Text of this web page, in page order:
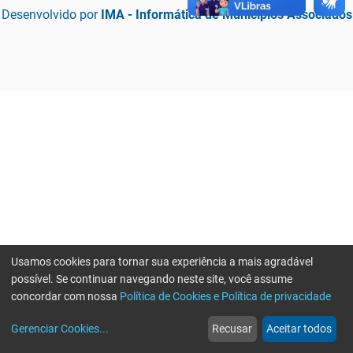
Desenvolvido por IMA - Informática de Municípios Associados
web
Notícias
more_horiz
Mais
Usamos cookies para tornar sua experiência a mais agradável
possível. Se continuar navegando neste site, você assume
concordar com nossa Política de Cookies e Política de privacidade
Gerenciar Cookies... Recusar Aceitar todos
Erro ao enviar informações, por favor tente novamente